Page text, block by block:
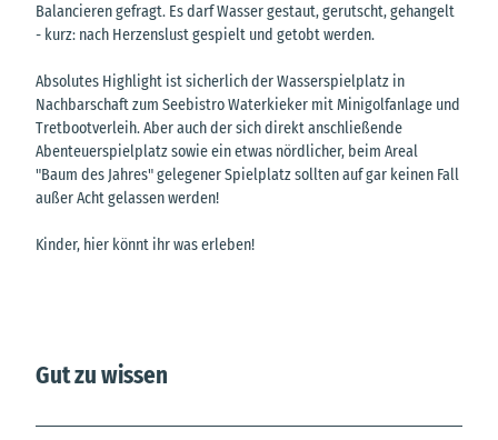
Balancieren gefragt. Es darf Wasser gestaut, gerutscht, gehangelt
- kurz: nach Herzenslust gespielt und getobt werden.
Absolutes Highlight ist sicherlich der Wasserspielplatz in
Nachbarschaft zum Seebistro Waterkieker mit Minigolfanlage und
Tretbootverleih. Aber auch der sich direkt anschließende
Abenteuerspielplatz sowie ein etwas nördlicher, beim Areal
"Baum des Jahres" gelegener Spielplatz sollten auf gar keinen Fall
außer Acht gelassen werden!
Kinder, hier könnt ihr was erleben!
Gut zu wissen